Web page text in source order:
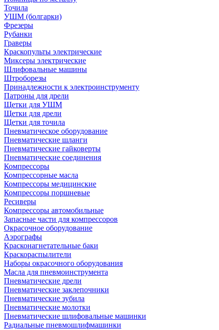
Точила
УШМ (болгарки)
Фрезеры
Рубанки
Граверы
Краскопульты электрические
Миксеры электрические
Шлифовальные машины
Штроборезы
Принадлежности к электроинструменту
Патроны для дрели
Щетки для УШМ
Щетки для дрели
Щетки для точила
Пневматическое оборудование
Пневматические шланги
Пневматические гайковерты
Пневматические соединения
Компрессоры
Компрессорные масла
Компрессоры медицинские
Компрессоры поршневые
Ресиверы
Компрессоры автомобильные
Запасные части для компрессоров
Окрасочное оборудование
Аэрографы
Красконагнетательные баки
Краскораспылители
Наборы окрасочного оборудования
Масла для пневмоинструмента
Пневматические дрели
Пневматические заклепочники
Пневматические зубила
Пневматические молотки
Пневматические шлифовальные машинки
Радиальные пневмошлифмашинки